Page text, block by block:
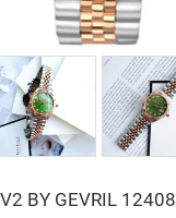
BY GEVRIL 12408